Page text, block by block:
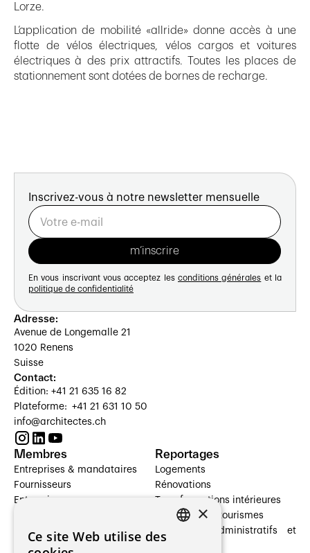
Lorze.
L’application de mobilité «allride» donne accès à une
flotte de vélos électriques, vélos cargos et voitures
électriques à des prix attractifs. Toutes les places de
stationnement sont dotées de bornes de recharge.
Inscrivez-vous à notre newsletter mensuelle
En vous inscrivant vous acceptez les conditions générales et la
politique de confidentialité
Adresse:
Avenue de Longemalle 21
1020 Renens
Suisse
Contact:
Édition: +41 21 635 16 82
Plateforme: +41 21 631 10 50
info@architectes.ch
Membres
Entreprises & mandataires
Fournisseurs
Entreprises
Architectes paysagistes
Architectes d'intérieur
Reportages
Logements
Rénovations
Transformations intérieures
Hôtelleries et tourismes
Bâtiments administratifs et
×
Ce site Web utilise des